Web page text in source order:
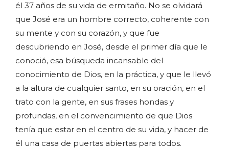
él 37 años de su vida de ermitaño. No se olvidará
que José era un hombre correcto, coherente con
su mente y con su corazón, y que fue
descubriendo en José, desde el primer día que le
conoció, esa búsqueda incansable del
conocimiento de Dios, en la práctica, y que le llevó
a la altura de cualquier santo, en su oración, en el
trato con la gente, en sus frases hondas y
profundas, en el convencimiento de que Dios
tenía que estar en el centro de su vida, y hacer de
él una casa de puertas abiertas para todos.